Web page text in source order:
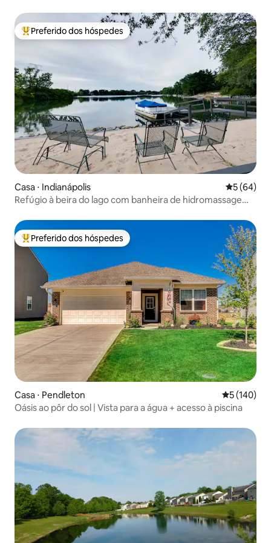
Entre os melhores preferidos dos hóspedes
Preferido dos hóspedes
Casa ⋅ Indianápolis 5 de uma
5 (64)
Refúgio à beira do lago com banheira de hidromassagem
Entre os melhores preferidos dos hóspedes
Preferido dos hóspedes
Casa ⋅ Pendleton 5 de uma
5 (140)
Oásis ao pôr do sol | Vista para a água + acesso à piscina